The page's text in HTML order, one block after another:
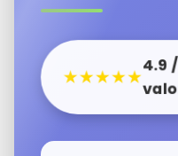
★★★★★4.9